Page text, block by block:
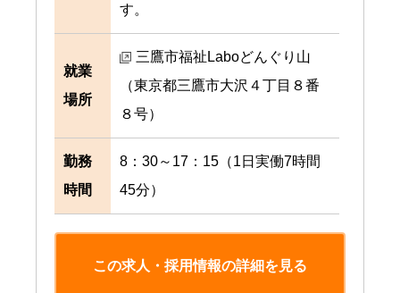
す。
就業
場所
三鷹市福祉Laboどんぐり山
（東京都三鷹市大沢４丁目８番
８号）
勤務
時間
8：30～17：15（1日実働7時間
45分）
この求人・採用情報の詳細を見る